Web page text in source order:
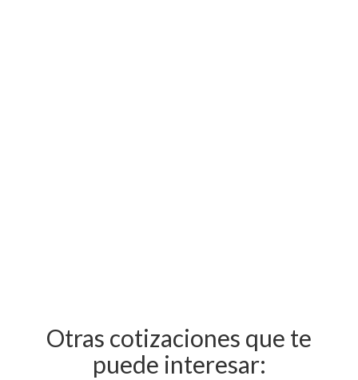
Otras cotizaciones que te
puede interesar: